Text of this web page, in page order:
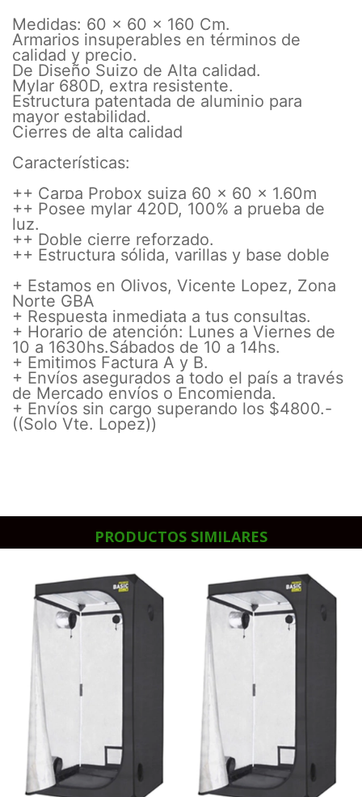
Medidas: 60 x 60 x 160 Cm.
Armarios insuperables en términos de
calidad y precio.
De Diseño Suizo de Alta calidad.
Mylar 680D, extra resistente.
Estructura patentada de aluminio para
mayor estabilidad.
Cierres de alta calidad
Características:
++ Carpa Probox suiza 60 x 60 x 1,60m
++ Posee mylar 420D, 100% a prueba de
luz.
++ Doble cierre reforzado.
++ Estructura sólida, varillas y base doble
+ Estamos en Olivos, Vicente Lopez, Zona
Norte GBA
+ Respuesta inmediata a tus consultas.
+ Horario de atención: Lunes a Viernes de
10 a 1630hs.Sábados de 10 a 14hs.
+ Emitimos Factura A y B.
+ Envíos asegurados a todo el país a través
de Mercado envíos o Encomienda.
+ Envíos sin cargo superando los $4800.-
((Solo Vte. Lopez))
PRODUCTOS SIMILARES